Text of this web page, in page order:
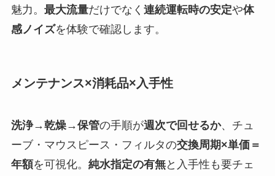
魅力。 最大流量だけでなく 連続運転時の安定や体
感ノイズを体験で確認します。
メンテナンス×消耗品×入手性
洗浄→乾燥→保管の手順が週次で回せるか、チュ
ーブ・マウスピース・フィルタの交換周期×単価＝
年額を可視化。 純水指定の有無と入手性も要チェ